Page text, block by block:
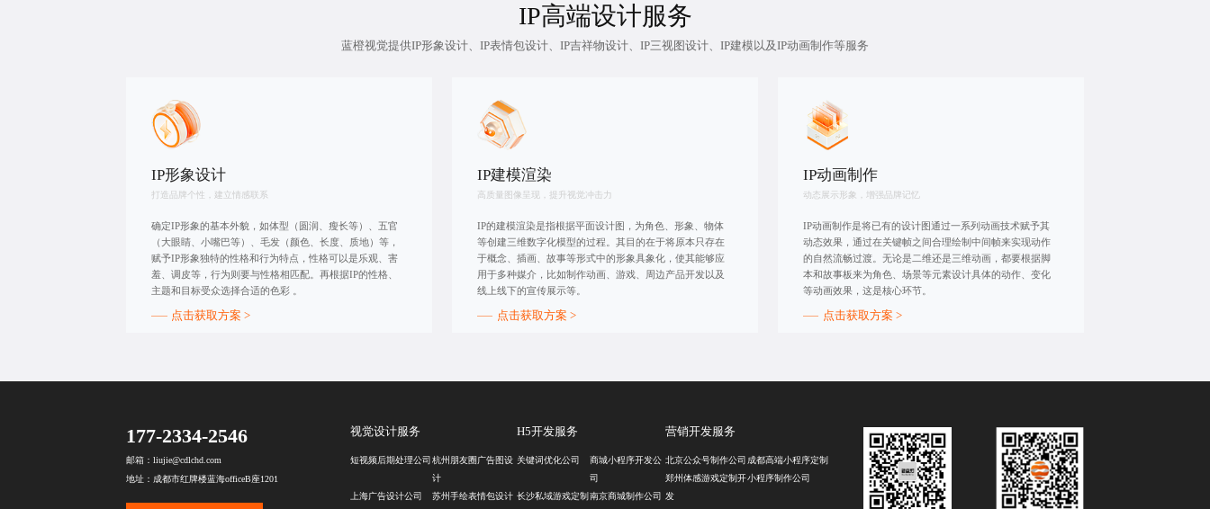
IP高端设计服务
蓝橙视觉提供IP形象设计、IP表情包设计、IP吉祥物设计、IP三视图设计、IP建模以及IP动画制作等服务
IP形象设计
打造品牌个性，建立情感联系
确定IP形象的基本外貌，如体型（圆润、瘦长等）、五官
（大眼睛、小嘴巴等）、毛发（颜色、长度、质地）等，
赋予IP形象独特的性格和行为特点，性格可以是乐观、害
羞、调皮等，行为则要与性格相匹配。再根据IP的性格、
主题和目标受众选择合适的色彩 。
点击获取方案 >
IP建模渲染
高质量图像呈现，提升视觉冲击力
IP的建模渲染是指根据平面设计图，为角色、形象、物体
等创建三维数字化模型的过程。其目的在于将原本只存在
于概念、插画、故事等形式中的形象具象化，使其能够应
用于多种媒介，比如制作动画、游戏、周边产品开发以及
线上线下的宣传展示等。
点击获取方案 >
IP动画制作
动态展示形象，增强品牌记忆
IP动画制作是将已有的设计图通过一系列动画技术赋予其
动态效果，通过在关键帧之间合理绘制中间帧来实现动作
的自然流畅过渡。无论是二维还是三维动画，都要根据脚
本和故事板来为角色、场景等元素设计具体的动作、变化
等动画效果，这是核心环节。
点击获取方案 >
177-2334-2546
邮箱：liujie@cdlchd.com
地址：成都市红牌楼蓝海officeB座1201
视觉设计服务
短视频后期处理公司 杭州朋友圈广告图设
计
上海广告设计公司
苏州手绘表情包设计
H5开发服务
关键词优化公司
商城小程序开发公
司
长沙私域游戏定制 南京商城制作公司
营销开发服务
北京公众号制作公司 成都高端小程序定制
郑州体感游戏定制开
发
小程序制作公司